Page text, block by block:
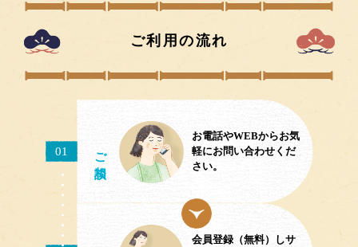
ご利用の流れ
01 ご相談
お電話やWEBからお気
軽にお問い合わせくだ
さい。
会員登録（無料）しサ